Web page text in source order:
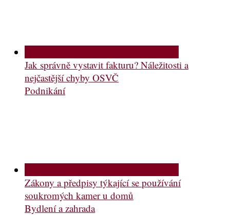
Jak správně vystavit fakturu? Náležitosti a
nejčastější chyby OSVČ
Podnikání
Zákony a předpisy týkající se používání
soukromých kamer u domů
Bydlení a zahrada